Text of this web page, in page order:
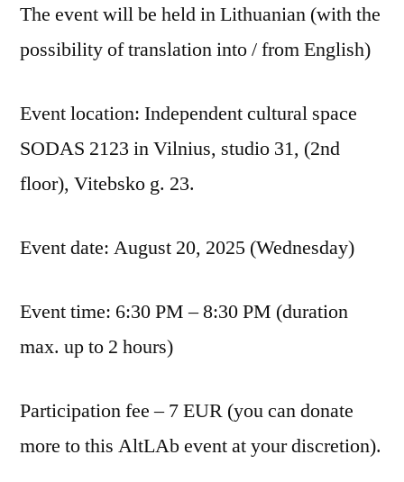
The event will be held in Lithuanian (with the
possibility of translation into / from English)
Event location: Independent cultural space
SODAS 2123 in Vilnius, studio 31, (2nd
floor), Vitebsko g. 23.
Event date: August 20, 2025 (Wednesday)
Event time: 6:30 PM – 8:30 PM (duration
max. up to 2 hours)
Participation fee – 7 EUR (you can donate
more to this AltLAb event at your discretion).